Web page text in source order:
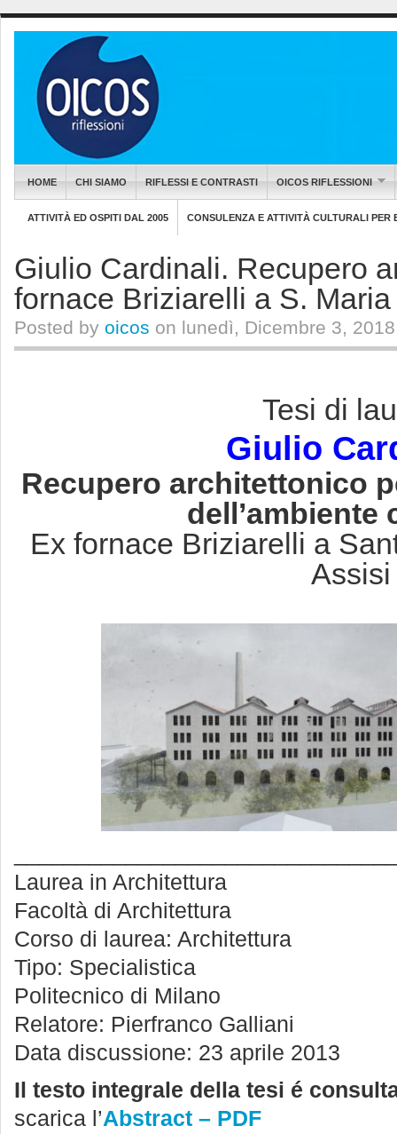
HOME CHI SIAMO RIFLESSI E CONTRASTI OICOS RIFLESSIONI
ATTIVITÀ ED OSPITI DAL 2005 CONSULENZA E ATTIVITÀ CULTURALI PER
Giulio Cardinali. Recupero
fornace Briziarelli a S.
Posted by oicos on lunedì, Dicembre 3,
Tesi di
Giulio
Recupero architettonico
dell’ambiente
Ex fornace Briziarelli a
Assisi
Laurea in Architettura
Facoltà di Architettura
Corso di laurea: Architettura
Tipo: Specialistica
Politecnico di Milano
Relatore: Pierfranco Galliani
Data discussione: 23 aprile 2013
Il testo integrale della tesi é
scarica l’Abstract – PDF